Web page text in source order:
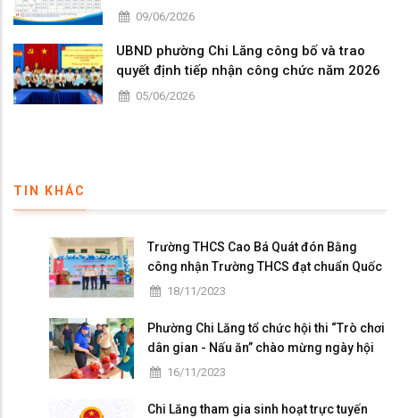
09/06/2026
UBND phường Chi Lăng công bố và trao
quyết định tiếp nhận công chức năm 2026
05/06/2026
TIN KHÁC
Trường THCS Cao Bá Quát đón Bằng
công nhận Trường THCS đạt chuẩn Quốc
gia mức độ I và họp mặt kỷ niệm 41 năm
18/11/2023
Phường Chi Lăng tổ chức hội thi “Trò chơi
dân gian - Nấu ăn” chào mừng ngày hội
Đại đoàn kết toàn dân tộc
16/11/2023
Chi Lăng tham gia sinh hoạt trực tuyến